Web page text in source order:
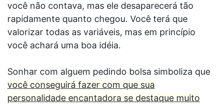
você não contava, mas ele desaparecerá tão
rapidamente quanto chegou. Você terá que
valorizar todas as variáveis, mas em princípio
você achará uma boa idéia.
Sonhar com alguem pedindo bolsa simboliza que
você conseguirá fazer com que sua
personalidade encantadora se destaque muito